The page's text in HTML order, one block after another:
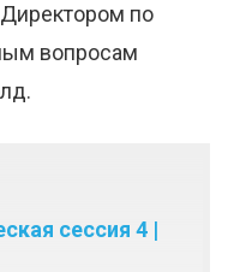
по
вопросам
сессия 4 |